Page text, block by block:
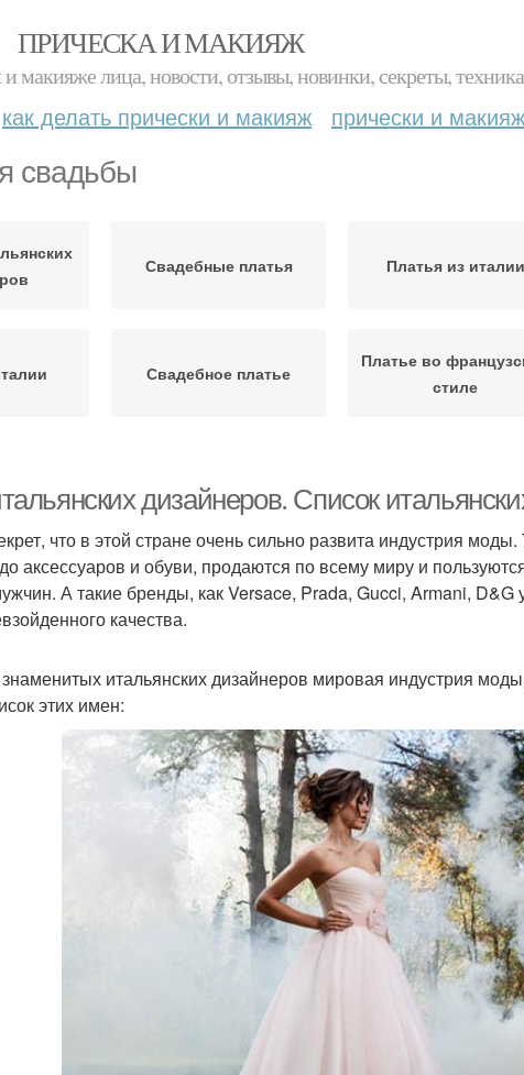
ПРИЧЕСКА И МАКИЯЖ
макияже лица, новости, отзывы, новинки, секреты,
как делать прически и макияж прически и
свадьбы
Свадебные платья Платья из италии
Свадебное платье
Платье во
стиле
дизайнеров. Список
что в этой стране очень сильно развита индустрия
аксессуаров и обуви, продаются по всему миру и
А такие бренды, как Versace, Prada, Gucci, Armani,
качества.
итальянских дизайнеров мировая индустрия
этих имен: